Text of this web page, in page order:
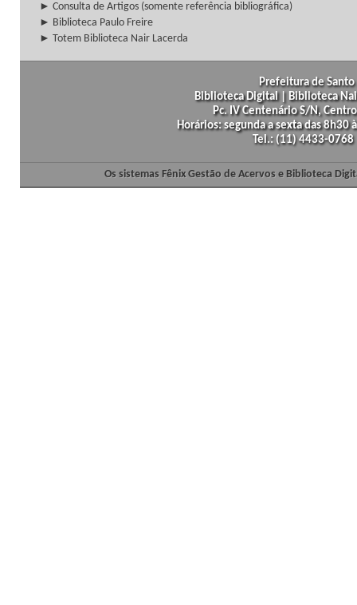
► Consulta de Artigos (somente referência bibliográfica)
► Biblioteca Paulo Freire
► Totem Biblioteca Nair Lacerda
Prefeitura de
Biblioteca Digital | Biblioteca
Pc. IV Centenário S/N,
Horários: segunda a sexta das
Tel.: (11) 4433-
Os sistemas Fênix Gestão de Acervos e Biblioteca